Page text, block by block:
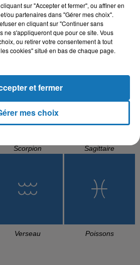
Scorpion Sagittaire
Verseau Poissons
sur "Accepter et fermer", ou affiner en
ou partenaires dans "Gérer mes choix".
en cliquant sur "Continuer sans
ne s'appliqueront que pour ce site. Vous
ou retirer votre consentement à tout
cookies" situé en bas de chaque page.
mes choix
et fermer